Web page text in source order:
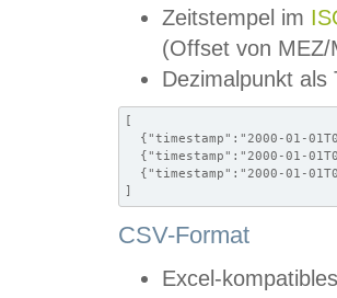
Zeitstempel im
(Offset von MEZ/
Dezimalpunkt als
[
{"timestamp":"2000-01-
{"timestamp":"2000-01-
{"timestamp":"2000-01-
]
CSV-Format
Excel-